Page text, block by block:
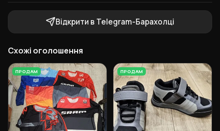
Відкрити в Telegram-Барахолці
Схожі оголошення
ПРОДАМ ПРОДАМ